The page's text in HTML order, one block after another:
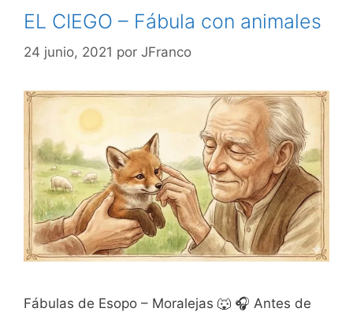
EL CIEGO – Fábula con animales
24 junio, 2021 por JFranco
Fábulas de Esopo – Moralejas 🐺 🎧 Antes de